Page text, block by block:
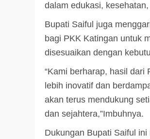
dalam edukasi,
Bupati Saiful juga
bagi PKK Katingan untuk
disesuaikan dengan
“Kami berharap, hasil dari
lebih inovatif dan
akan terus mendukung
dan sejahtera,”Imbuhnya.
Dukungan Bupati Saiful